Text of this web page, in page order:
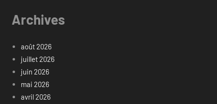
Archives
août 2026
juillet 2026
juin 2026
mai 2026
avril 2026